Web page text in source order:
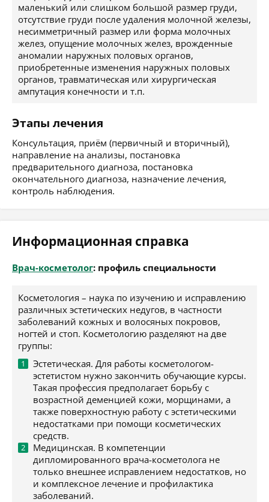
маленький или слишком большой размер груди,
отсутствие груди после удаления молочной железы,
несимметричный размер или форма молочных
желез, опущение молочных желез, врожденные
аномалии наружных половых органов,
приобретенные изменения наружных половых
органов, травматическая или хирургическая
ампутация конечности и т.п.
Этапы лечения
Консультация, приём (первичный и вторичный),
направление на анализы, постановка
предварительного диагноза, постановка
окончательного диагноза, назначение лечения,
контроль наблюдения.
Информационная справка
Врач-косметолог: профиль специальности
Косметология – наука по изучению и исправлению
различных эстетических недугов, в частности
заболеваний кожных и волосяных покровов,
ногтей и стоп. Косметологию разделяют на две
группы:
Эстетическая. Для работы косметологом-
эстетистом нужно закончить обучающие курсы.
Такая профессия предполагает борьбу с
возрастной деменцией кожи, морщинами, а
также поверхностную работу с эстетическими
недостатками при помощи косметических
средств.
Медицинская. В компетенции
дипломированного врача-косметолога не
только внешнее исправлением недостатков, но
и комплексное лечение и профилактика
заболеваний.